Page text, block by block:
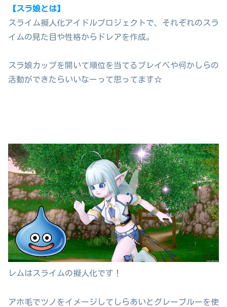
【スラ娘とは】
スライム擬人化アイドルプロジェクトで、それぞれのスラ
イムの見た目や性格からドレアを作成。
スラ娘カップを開いて順位を当てるプレイベや何かしらの
活動ができたらいいなーって思ってます☆
レムはスライムの擬人化です！
アホ毛でツノをイメージしてしらあいとグレーブルーを使